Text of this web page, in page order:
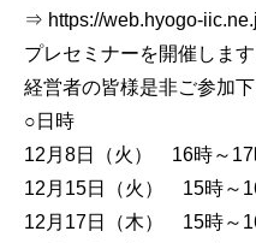
⇒ https://web.hyogo-
プレセミナーを開催しま
経営者の皆様是非ご参加下
○日時
12月8日（火） 16時～17
12月15日（火） 15時～
12月17日（木） 15時～